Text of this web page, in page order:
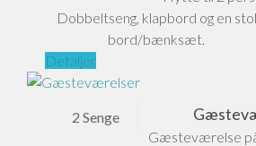
Dobbeltseng, klapbord og en
bord/bænksæt.
Detaljer
2 Senge
Gæsteværelse